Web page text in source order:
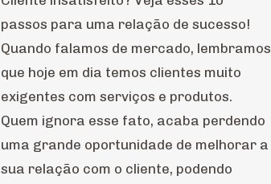
passos para uma relação de sucesso!
Quando falamos de mercado, lembramos
que hoje em dia temos clientes muito
exigentes com serviços e produtos.
Quem ignora esse fato, acaba perdendo
uma grande oportunidade de melhorar a
sua relação com o cliente, podendo